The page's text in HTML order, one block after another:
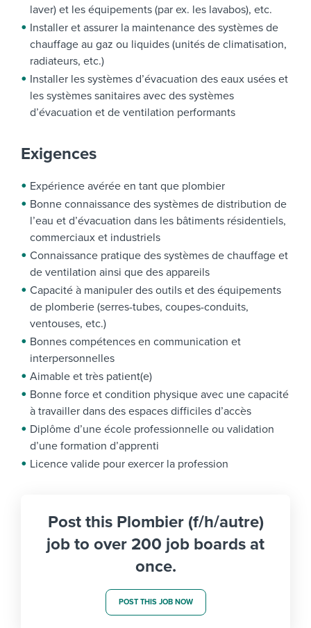
laver) et les équipements (par ex. les lavabos), etc.
Installer et assurer la maintenance des systèmes de
chauffage au gaz ou liquides (unités de climatisation,
radiateurs, etc.)
Installer les systèmes d’évacuation des eaux usées et
les systèmes sanitaires avec des systèmes
d’évacuation et de ventilation performants
Exigences
Expérience avérée en tant que plombier
Bonne connaissance des systèmes de distribution de
l’eau et d’évacuation dans les bâtiments résidentiels,
commerciaux et industriels
Connaissance pratique des systèmes de chauffage et
de ventilation ainsi que des appareils
Capacité à manipuler des outils et des équipements
de plomberie (serres-tubes, coupes-conduits,
ventouses, etc.)
Bonnes compétences en communication et
interpersonnelles
Aimable et très patient(e)
Bonne force et condition physique avec une capacité
à travailler dans des espaces difficiles d’accès
Diplôme d’une école professionnelle ou validation
d’une formation d’apprenti
Licence valide pour exercer la profession
Post this Plombier (f/h/autre)
job to over 200 job boards at
once.
POST THIS JOB NOW